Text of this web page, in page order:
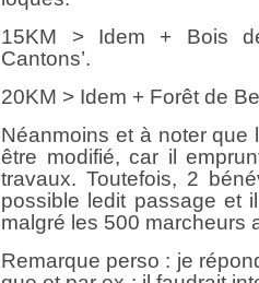
15KM > Idem + Bois
Cantons’.
20KM > Idem + Forêt de
Néanmoins et à noter que
être modifié, car il
travaux. Toutefois, 2
possible ledit passage et
malgré les 500 marcheurs
Remarque perso : je